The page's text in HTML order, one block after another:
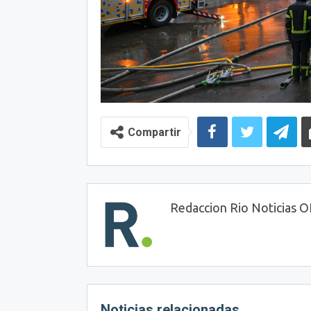
Compartir
Redaccion Rio Noticias